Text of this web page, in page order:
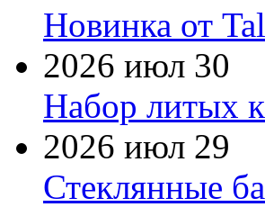
Новинка от
2026 июл 30
Набор литых
2026 июл 29
Стеклянные